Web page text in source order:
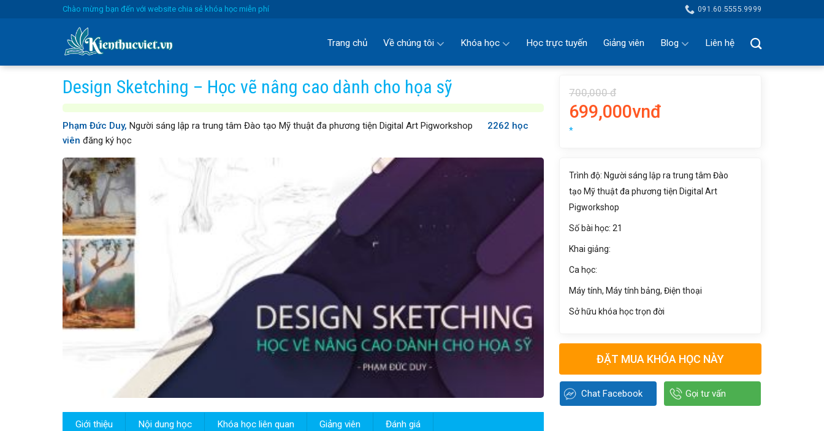
Chào mừng bạn đến với website chia sẻ khóa học miễn phí 091.60.5555.9999
Trang chủ Về chúng tôi Khóa học Học trực tuyến Giảng viên Blog Liên hệ
Design Sketching – Học vẽ nâng cao dành cho họa sỹ
Phạm Đức Duy, Người sáng lập ra trung tâm Đào tạo Mỹ thuật đa phương tiện Digital Art Pigworkshop
2262 học
viên đăng ký học
Giới thiệu Nội dung học Khóa học liên quan Giảng viên Đánh giá
700,000 đ
699,000vnđ
*
Trình độ: Người sáng lập ra trung tâm Đào
tạo Mỹ thuật đa phương tiện Digital Art
Pigworkshop
Số bài học: 21
Khai giảng:
Ca học:
Máy tính, Máy tính bảng, Điện thoại
Sở hữu khóa học trọn đời
ĐẶT MUA KHÓA HỌC NÀY
Chat Facebook Gọi tư vấn